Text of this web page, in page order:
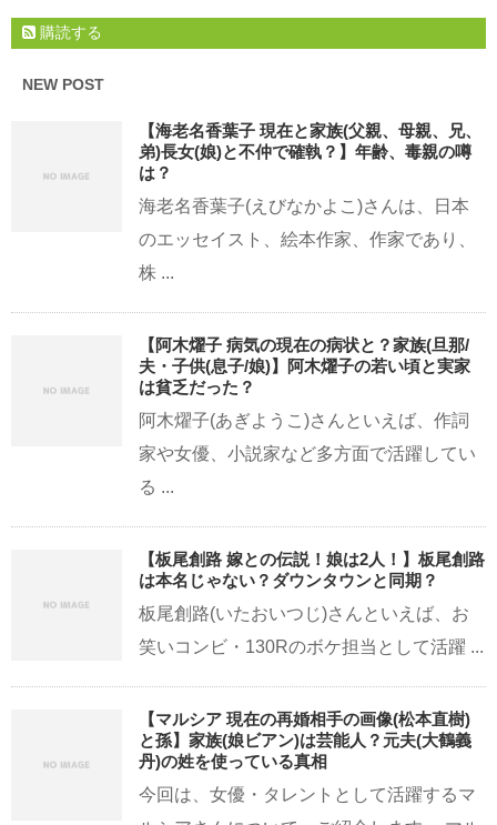
購読する
NEW POST
【海老名香葉子 現在と家族(父親、母親、兄、
弟)長女(娘)と不仲で確執？】年齢、毒親の噂
は？
海老名香葉子(えびなかよこ)さんは、日本
のエッセイスト、絵本作家、作家であり、
株 ...
【阿木燿子 病気の現在の病状と？家族(旦那/
夫・子供(息子/娘)】阿木燿子の若い頃と実家
は貧乏だった？
阿木燿子(あぎようこ)さんといえば、作詞
家や女優、小説家など多方面で活躍してい
る ...
【板尾創路 嫁との伝説！娘は2人！】板尾創路
は本名じゃない？ダウンタウンと同期？
板尾創路(いたおいつじ)さんといえば、お
笑いコンビ・130Rのボケ担当として活躍 ...
【マルシア 現在の再婚相手の画像(松本直樹)
と孫】家族(娘ビアン)は芸能人？元夫(大鶴義
丹)の姓を使っている真相
今回は、女優・タレントとして活躍するマ